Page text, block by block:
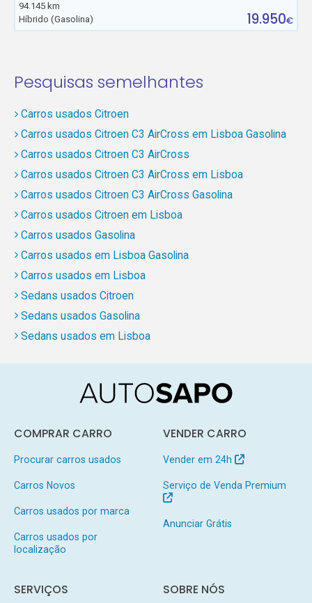
94.145 km
Híbrido (Gasolina)
19.950€
Pesquisas semelhantes
Carros usados Citroen
Carros usados Citroen C3 AirCross em Lisboa Gasolina
Carros usados Citroen C3 AirCross
Carros usados Citroen C3 AirCross em Lisboa
Carros usados Citroen C3 AirCross Gasolina
Carros usados Citroen em Lisboa
Carros usados Gasolina
Carros usados em Lisboa Gasolina
Carros usados em Lisboa
Sedans usados Citroen
Sedans usados Gasolina
Sedans usados em Lisboa
COMPRAR CARRO
Procurar carros usados
Carros Novos
Carros usados por marca
Carros usados por
localização
VENDER CARRO
Vender em 24h
Serviço de Venda Premium
Anunciar Grátis
SERVIÇOS SOBRE NÓS